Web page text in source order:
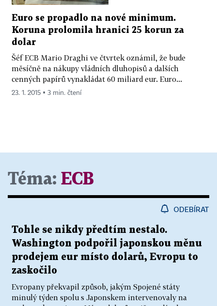
Euro se propadlo na nové minimum.
Koruna prolomila hranici 25 korun za
dolar
Šéf ECB Mario Draghi ve čtvrtek oznámil, že bude
měsíčně na nákupy vládních dluhopisů a dalších
cenných papírů vynakládat 60 miliard eur. Euro...
23. 1. 2015 ▪ 3 min. čtení
Téma: ECB
ODEBÍRAT
Tohle se nikdy předtím nestalo.
Washington podpořil japonskou měnu
prodejem eur místo dolarů, Evropu to
zaskočilo
Evropany překvapil způsob, jakým Spojené státy
minulý týden spolu s Japonskem intervenovaly na